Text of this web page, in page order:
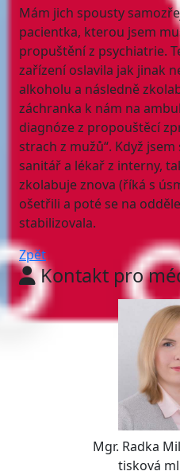
Mám jich spousty
pacientka, kterou jsem
propuštění z psychiatrie.
zařízení oslavila jak jinak
alkoholu a následně
záchranka k nám na
diagnóze z propouštěcí
strach z mužů“. Když
sanitář a lékař z interny,
zkolabuje znova (říká s
ošetřili a poté se na
stabilizovala.
Zpět
Kontakt pro
Mgr. Radka
tisková